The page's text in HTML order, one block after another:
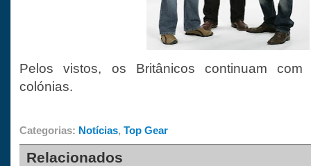
Pelos vistos, os Britânicos continuam
colónias.
Categorias: Notícias, Top Gear
Relacionados